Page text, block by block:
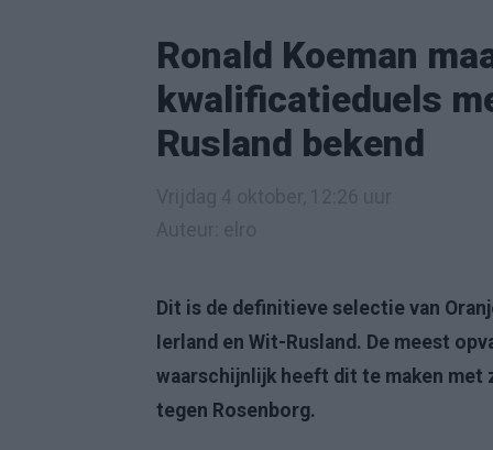
Ronald Koeman
kwalificatieduels
Rusland bekend
Dit is de definitieve selectie van
Ierland en Wit-Rusland. De meest
waarschijnlijk heeft dit te maken met
tegen Rosenborg.